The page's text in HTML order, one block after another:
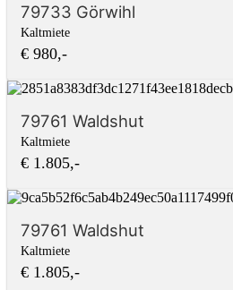
79733 Görwihl
Kaltmiete
€ 980,-
79761 Waldshut
Kaltmiete
€ 1.805,-
79761 Waldshut
Kaltmiete
€ 1.805,-